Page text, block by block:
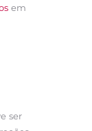
em
ser